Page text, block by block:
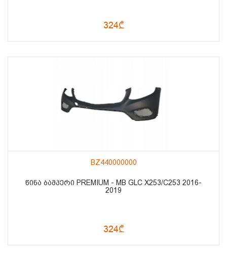
324₾
BZ440000000
ᲬᲘᲜᲐ ᲑᲐᲛᲞᲔᲠᲘ PREMIUM - MB GLC X253/C253 2016-
2019
324₾